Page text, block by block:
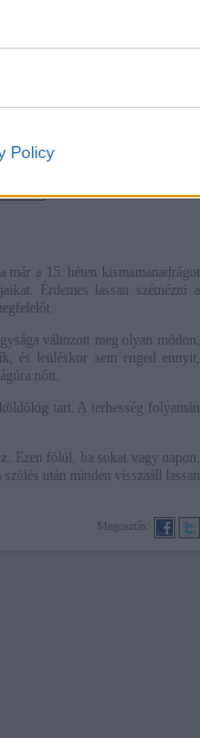
Policy
a 15. héten kismamanadrágot
Érdemes lassan szétnézni a
változott meg olyan módon,
és leüléskor sem enged ennyit,
nőtt.
tart. A terhesség folyamán
Ezen fölül, ha sokat vagy napon,
után minden visszaáll lassan
Megosztás: